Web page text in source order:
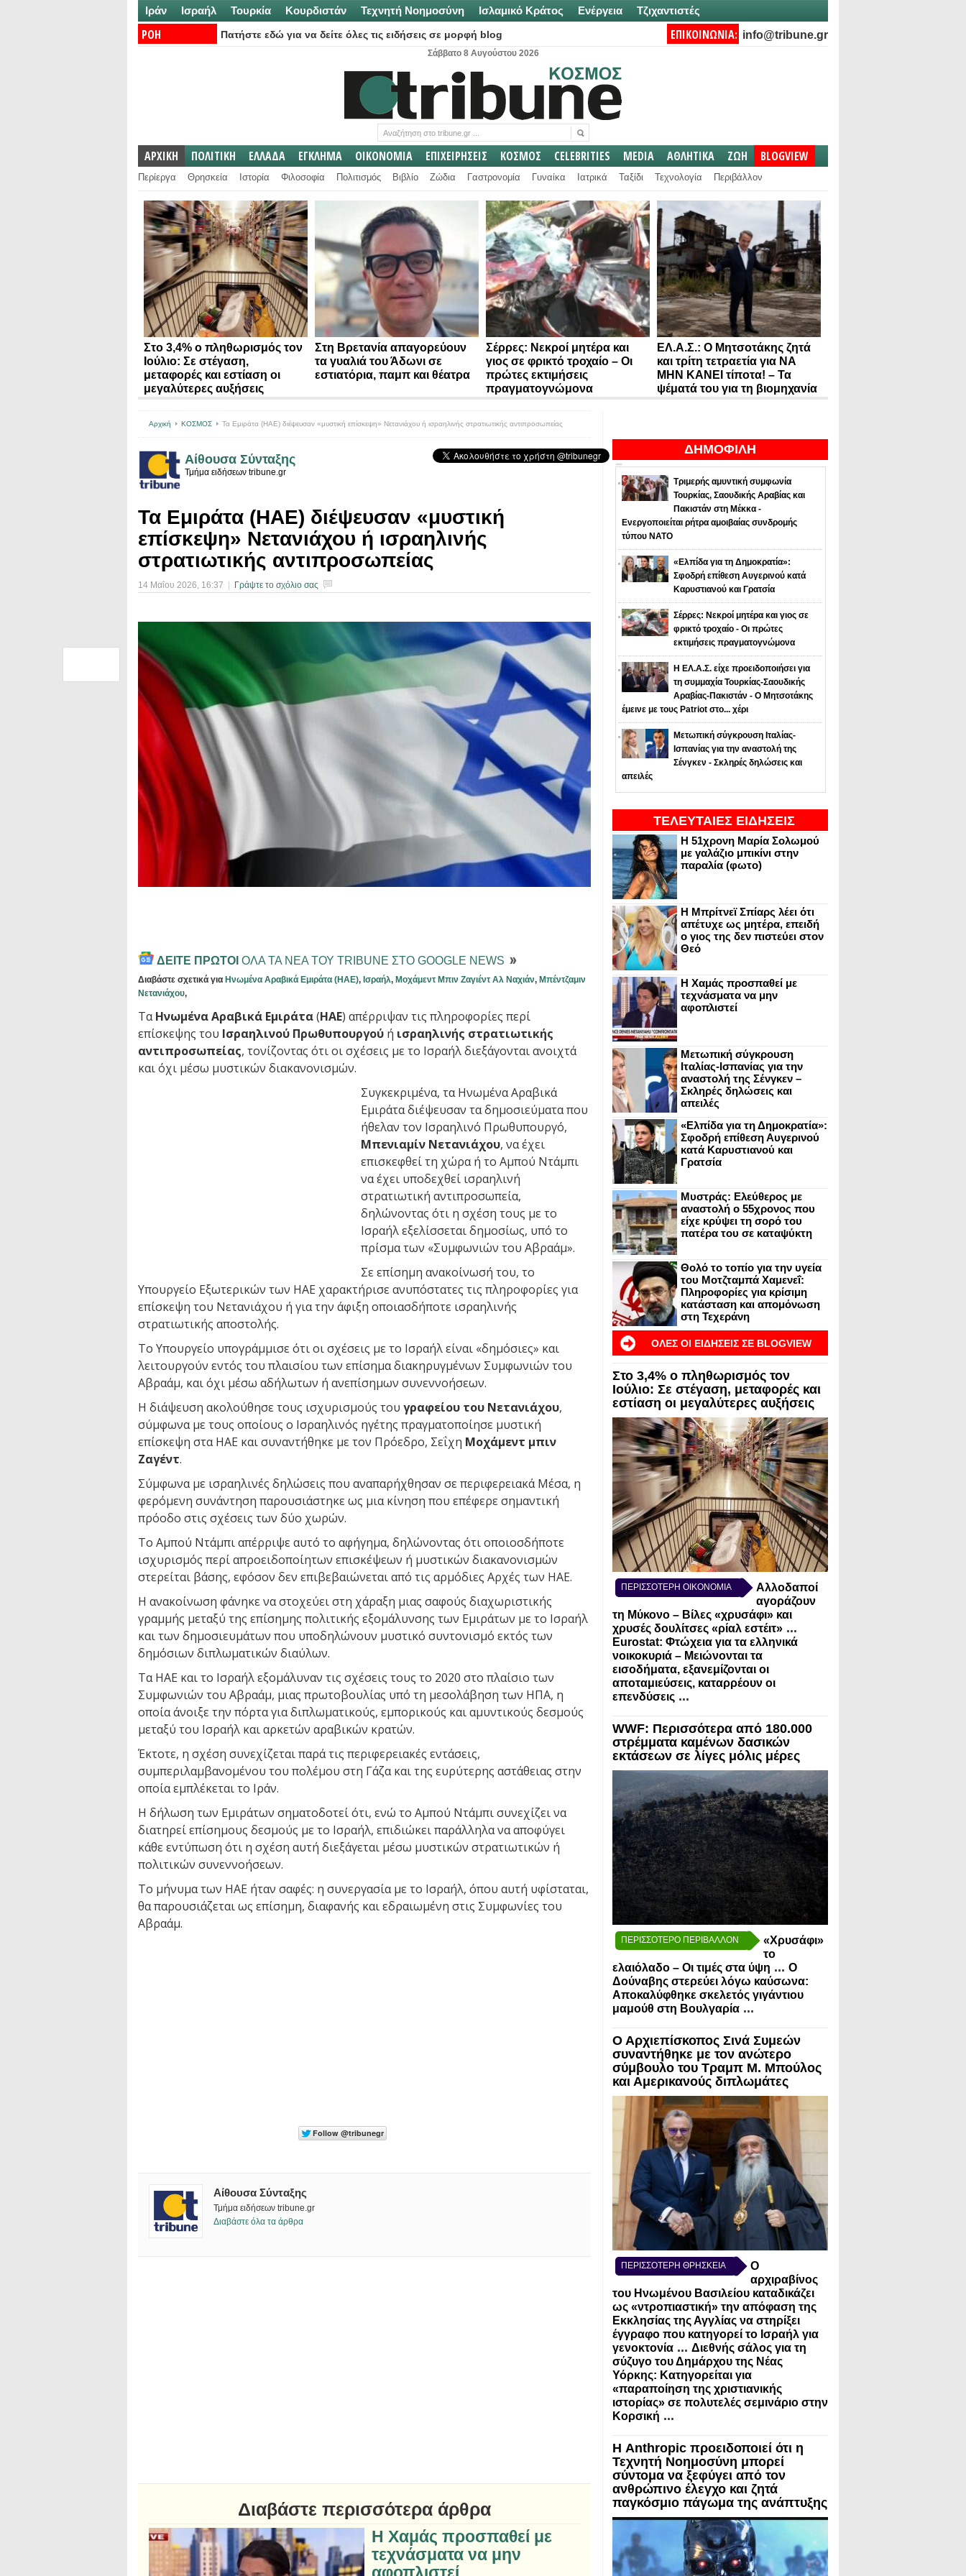
Ιράν Ισραήλ Τουρκία Κουρδιστάν Τεχνητή Νοημοσύνη Ισλαμικό Κράτος Ενέργεια Τζιχαντιστές
ΡΟΗ
Πατήστε εδώ για να δείτε όλες τις ειδήσεις σε μορφή blog ΕΠΙΚΟΙΝΩΝΙΑ: info@tribune.gr
Σάββατο 8 Αυγούστου 2026
ΑΡΧΙΚΗ ΠΟΛΙΤΙΚΗ ΕΛΛΑΔΑ ΕΓΚΛΗΜΑ ΟΙΚΟΝΟΜΙΑ ΕΠΙΧΕΙΡΗΣΕΙΣ ΚΟΣΜΟΣ CELEBRITIES MEDIA ΑΘΛΗΤΙΚΑ ΖΩΗ BLOGVIEW
Περίεργα Θρησκεία Ιστορία Φιλοσοφία Πολιτισμός Βιβλίο Ζώδια Γαστρονομία Γυναίκα Ιατρικά Ταξίδι Τεχνολογία Περιβάλλον
Στο 3,4% ο πληθωρισμός τον
Ιούλιο: Σε στέγαση,
μεταφορές και εστίαση οι
μεγαλύτερες αυξήσεις
Στη Βρετανία απαγορεύουν
τα γυαλιά του Άδωνι σε
εστιατόρια, παμπ και θέατρα
Σέρρες: Νεκροί μητέρα και
γιος σε φρικτό τροχαίο – Οι
πρώτες εκτιμήσεις
πραγματογνώμονα
ΕΛ.Α.Σ.: Ο Μητσοτάκης ζητά
και τρίτη τετραετία για ΝΑ
ΜΗΝ ΚΑΝΕΙ τίποτα! – Τα
ψέματά του για τη βιομηχανία
ΔΗΜΟΦΙΛΗ
Τριμερής αμυντική συμφωνία
Τουρκίας, Σαουδικής Αραβίας και
Πακιστάν στη Μέκκα -
Ενεργοποιείται ρήτρα αμοιβαίας συνδρομής
τύπου NATO
«Ελπίδα για τη Δημοκρατία»:
Σφοδρή επίθεση Αυγερινού κατά
Καρυστιανού και Γρατσία
Σέρρες: Νεκροί μητέρα και γιος σε
φρικτό τροχαίο - Οι πρώτες
εκτιμήσεις πραγματογνώμονα
Η ΕΛ.Α.Σ. είχε προειδοποιήσει για
τη συμμαχία Τουρκίας-Σαουδικής
Αραβίας-Πακιστάν - Ο Μητσοτάκης
έμεινε με τους Patriot στο... χέρι
Μετωπική σύγκρουση Ιταλίας-
Ισπανίας για την αναστολή της
Σένγκεν - Σκληρές δηλώσεις και
απειλές
ΤΕΛΕΥΤΑΙΕΣ ΕΙΔΗΣΕΙΣ
Η 51χρονη Μαρία Σολωμού
με γαλάζιο μπικίνι στην
παραλία (φωτο)
Η Μπρίτνεϊ Σπίαρς λέει ότι
απέτυχε ως μητέρα, επειδή
ο γιος της δεν πιστεύει στον
Θεό
Η Χαμάς προσπαθεί με
τεχνάσματα να μην
αφοπλιστεί
Μετωπική σύγκρουση
Ιταλίας-Ισπανίας για την
αναστολή της Σένγκεν –
Σκληρές δηλώσεις και
απειλές
«Ελπίδα για τη Δημοκρατία»:
Σφοδρή επίθεση Αυγερινού
κατά Καρυστιανού και
Γρατσία
Μυστράς: Ελεύθερος με
αναστολή ο 55χρονος που
είχε κρύψει τη σορό του
πατέρα του σε καταψύκτη
Θολό το τοπίο για την υγεία
του Μοτζταμπά Χαμενεΐ:
Πληροφορίες για κρίσιμη
κατάσταση και απομόνωση
στη Τεχεράνη
ΟΛΕΣ ΟΙ ΕΙΔΗΣΕΙΣ ΣΕ BLOGVIEW
Στο 3,4% ο πληθωρισμός τον
Ιούλιο: Σε στέγαση, μεταφορές και
εστίαση οι μεγαλύτερες αυξήσεις
ΠΕΡΙΣΣΟΤΕΡΗ ΟΙΚΟΝΟΜΙΑ
Αλλοδαποί
αγοράζουν
τη Μύκονο – Βίλες «χρυσάφι» και
χρυσές δουλίτσες «ρίαλ εστέιτ» ...
Eurostat: Φτώχεια για τα ελληνικά
νοικοκυριά – Μειώνονται τα
εισοδήματα, εξανεμίζονται οι
αποταμιεύσεις, καταρρέουν οι
επενδύσεις ...
WWF: Περισσότερα από 180.000
στρέμματα καμένων δασικών
εκτάσεων σε λίγες μόλις μέρες
ΠΕΡΙΣΣΟΤΕΡΟ ΠΕΡΙΒΑΛΛΟΝ
«Χρυσάφι»
το
ελαιόλαδο – Οι τιμές στα ύψη ... Ο
Δούναβης στερεύει λόγω καύσωνα:
Αποκαλύφθηκε σκελετός γιγάντιου
μαμούθ στη Βουλγαρία ...
Ο Αρχιεπίσκοπος Σινά Συμεών
συναντήθηκε με τον ανώτερο
σύμβουλο του Τραμπ Μ. Μπούλος
και Αμερικανούς διπλωμάτες
ΠΕΡΙΣΣΟΤΕΡΗ ΘΡΗΣΚΕΙΑ
Ο
αρχιραβίνος
του Ηνωμένου Βασιλείου καταδικάζει
ως «ντροπιαστική» την απόφαση της
Εκκλησίας της Αγγλίας να στηρίξει
έγγραφο που κατηγορεί το Ισραήλ για
γενοκτονία ... Διεθνής σάλος για τη
σύζυγο του Δημάρχου της Νέας
Υόρκης: Κατηγορείται για
«παραποίηση της χριστιανικής
ιστορίας» σε πολυτελές σεμινάριο στην
Κορσική ...
Η Anthropic προειδοποιεί ότι η
Τεχνητή Νοημοσύνη μπορεί
σύντομα να ξεφύγει από τον
ανθρώπινο έλεγχο και ζητά
παγκόσμιο πάγωμα της ανάπτυξης
Αρχική ΚΟΣΜΟΣ Τα Εμιράτα (ΗΑΕ) διέψευσαν «μυστική επίσκεψη» Νετανιάχου ή ισραηλινής στρατιωτικής αντιπροσωπείας
Αίθουσα Σύνταξης
Τμήμα ειδήσεων tribune.gr
Τα Εμιράτα (ΗΑΕ) διέψευσαν «μυστική
επίσκεψη» Νετανιάχου ή ισραηλινής
στρατιωτικής αντιπροσωπείας
14 Μαΐου 2026, 16:37 Γράψτε το σχόλιο σας
ΔΕΙΤΕ ΠΡΩΤΟΙ ΟΛΑ ΤΑ ΝΕΑ ΤΟΥ TRIBUNE ΣΤΟ GOOGLE NEWS
Διαβάστε σχετικά για Ηνωμένα Αραβικά Εμιράτα (ΗΑΕ), Ισραήλ, Μοχάμεντ Μπιν Ζαγιέντ Αλ Ναχιάν, Μπέντζαμιν
Νετανιάχου,
ΤαΗνωμένα Αραβικά Εμιράτα(ΗΑΕ) απέρριψαν τις πληροφορίες περί
επίσκεψης του Ισραηλινού Πρωθυπουργού ή ισραηλινής στρατιωτικής
αντιπροσωπείας, τονίζοντας ότι οι σχέσεις με το Ισραήλ διεξάγονται ανοιχτά
και όχι μέσω μυστικών διακανονισμών.
Συγκεκριμένα, τα Ηνωμένα Αραβικά
Εμιράτα διέψευσαν τα δημοσιεύματα που
ήθελαν τον Ισραηλινό Πρωθυπουργό,
Μπενιαμίν Νετανιάχου, να έχει
επισκεφθεί τη χώρα ή το Αμπού Ντάμπι
να έχει υποδεχθεί ισραηλινή
στρατιωτική αντιπροσωπεία,
δηλώνοντας ότι η σχέση τους με το
Ισραήλ εξελίσσεται δημοσίως, υπό το
πρίσμα των «Συμφωνιών του Αβραάμ».
Σε επίσημη ανακοίνωσή του, το
Υπουργείο Εξωτερικών των ΗΑΕ χαρακτήρισε ανυπόστατες τις πληροφορίες για
επίσκεψη του Νετανιάχου ή για την άφιξη οποιασδήποτε ισραηλινής
στρατιωτικής αποστολής.
Το Υπουργείο υπογράμμισε ότι οι σχέσεις με το Ισραήλ είναι «δημόσιες» και
λειτουργούν εντός του πλαισίου των επίσημα διακηρυγμένων Συμφωνιών του
Αβραάμ, και όχι μέσω αδήλωτων ή ανεπίσημων συνεννοήσεων.
Η διάψευση ακολούθησε τους ισχυρισμούς του γραφείου του Νετανιάχου,
σύμφωνα με τους οποίους ο Ισραηλινός ηγέτης πραγματοποίησε μυστική
επίσκεψη στα ΗΑΕ και συναντήθηκε με τον Πρόεδρο, Σεΐχη Μοχάμεντ μπιν
Ζαγέντ.
Σύμφωνα με ισραηλινές δηλώσεις που αναπαρήχθησαν σε περιφερειακά Μέσα, η
φερόμενη συνάντηση παρουσιάστηκε ως μια κίνηση που επέφερε σημαντική
πρόοδο στις σχέσεις των δύο χωρών.
Το Αμπού Ντάμπι απέρριψε αυτό το αφήγημα, δηλώνοντας ότι οποιοσδήποτε
ισχυρισμός περί απροειδοποίητων επισκέψεων ή μυστικών διακανονισμών
στερείται βάσης, εφόσον δεν επιβεβαιώνεται από τις αρμόδιες Αρχές των ΗΑΕ.
Η ανακοίνωση φάνηκε να στοχεύει στη χάραξη μιας σαφούς διαχωριστικής
γραμμής μεταξύ της επίσημης πολιτικής εξομάλυνσης των Εμιράτων με το Ισραήλ
και των δημοσιευμάτων που υποδηλώνουν μυστικό συντονισμό εκτός των
δημόσιων διπλωματικών διαύλων.
Τα ΗΑΕ και το Ισραήλ εξομάλυναν τις σχέσεις τους το 2020 στο πλαίσιο των
Συμφωνιών του Αβραάμ, μιας πρωτοβουλίας υπό τη μεσολάβηση των ΗΠΑ, η
οποία άνοιξε την πόρτα για διπλωματικούς, εμπορικούς και αμυντικούς δεσμούς
μεταξύ του Ισραήλ και αρκετών αραβικών κρατών.
Έκτοτε, η σχέση συνεχίζεται παρά τις περιφερειακές εντάσεις,
συμπεριλαμβανομένου του πολέμου στη Γάζα και της ευρύτερης αστάθειας στην
οποία εμπλέκεται το Ιράν.
Η δήλωση των Εμιράτων σηματοδοτεί ότι, ενώ το Αμπού Ντάμπι συνεχίζει να
διατηρεί επίσημους δεσμούς με το Ισραήλ, επιδιώκει παράλληλα να αποφύγει
κάθε εντύπωση ότι η σχέση αυτή διεξάγεται μέσω μυστικών στρατιωτικών ή
πολιτικών συνεννοήσεων.
Το μήνυμα των ΗΑΕ ήταν σαφές: η συνεργασία με το Ισραήλ, όπου αυτή υφίσταται,
θα παρουσιάζεται ως επίσημη, διαφανής και εδραιωμένη στις Συμφωνίες του
Αβραάμ.
Αίθουσα Σύνταξης
Τμήμα ειδήσεων tribune.gr
Διαβάστε όλα τα άρθρα
Διαβάστε περισσότερα άρθρα
Η Χαμάς προσπαθεί με
τεχνάσματα να μην